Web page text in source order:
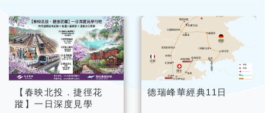
【春映北投．捷徑花
蹤】一日深度見學
德瑞峰華經典11日